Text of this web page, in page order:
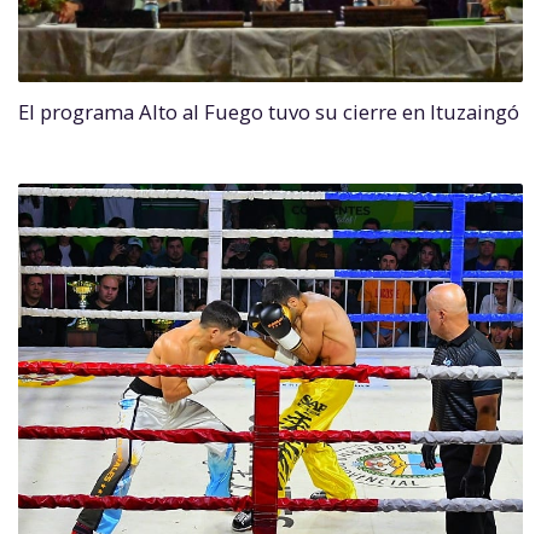
El programa Alto al Fuego tuvo su cierre en Ituzaingó